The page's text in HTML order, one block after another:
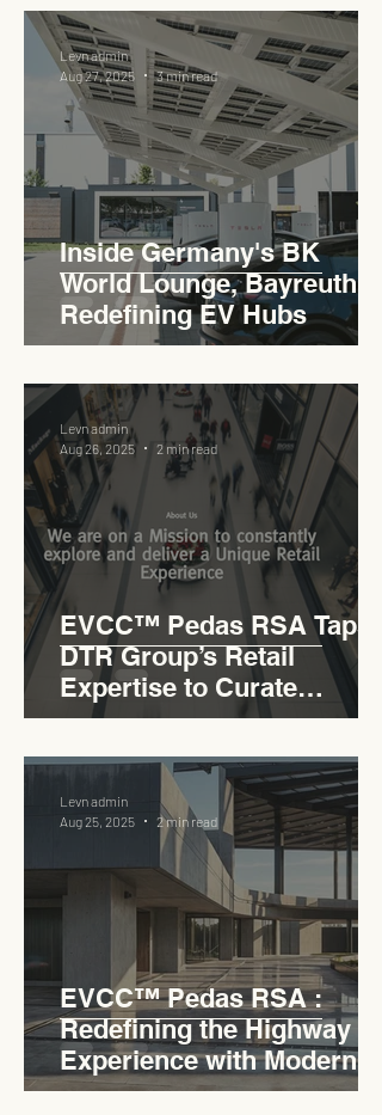
Inside Germany's BK
World Lounge, Bayreuth -
Redefining EV Hubs
Levn admin
Aug 27, 2025
3 min read
EVCC™ Pedas RSA Taps
DTR Group’s Retail
Expertise to Curate
Malaysia’s Expressway
Lifestyle Hub
Levn admin
Aug 26, 2025
2 min read
EVCC™ Pedas RSA :
Redefining the Highway
Experience with Modern
Industrial Charm
Levn admin
Aug 25, 2025
2 min read